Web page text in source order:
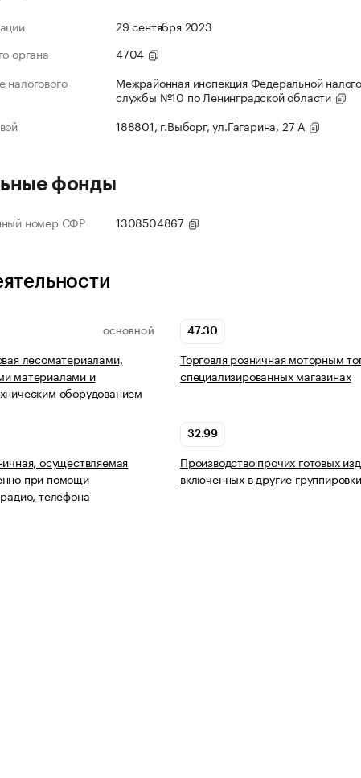
29 сентября 2023
органа
4704
налогового
Межрайонная инспекция Федеральной
службы №10 по Ленинградской области
188801, г.Выборг, ул.Гагарина, 27 А
фонды
номер СФР 1308504867
ОСНОВНОЙ
лесоматериалами,
материалами и
оборудованием
47.30
Торговля розничная моторным
специализированных магазинах
осуществляемая
при помощи
телефона
32.99
Производство прочих готовых
включенных в другие группировки